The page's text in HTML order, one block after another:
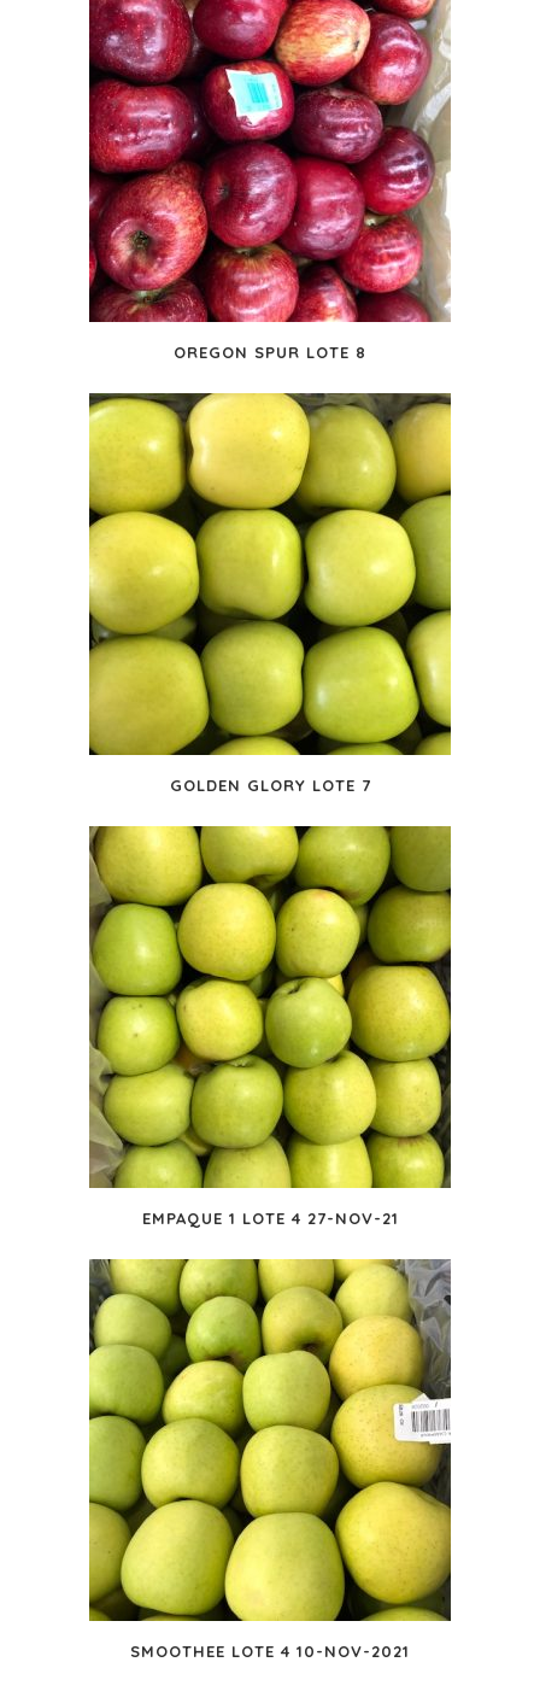
OREGON SPUR LOTE 8
GOLDEN GLORY LOTE 7
EMPAQUE 1 LOTE 4 27-NOV-21
SMOOTHEE LOTE 4 10-NOV-2021